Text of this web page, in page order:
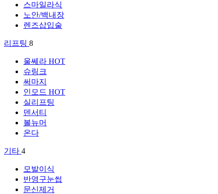
스마일라식
노안/백내장
렌즈삽입술
리프팅 8
울쎄라 HOT
슈링크
써마지
인모드 HOT
실리프팅
덴서티
볼뉴머
온다
기타 4
모발이식
반영구눈썹
문신제거